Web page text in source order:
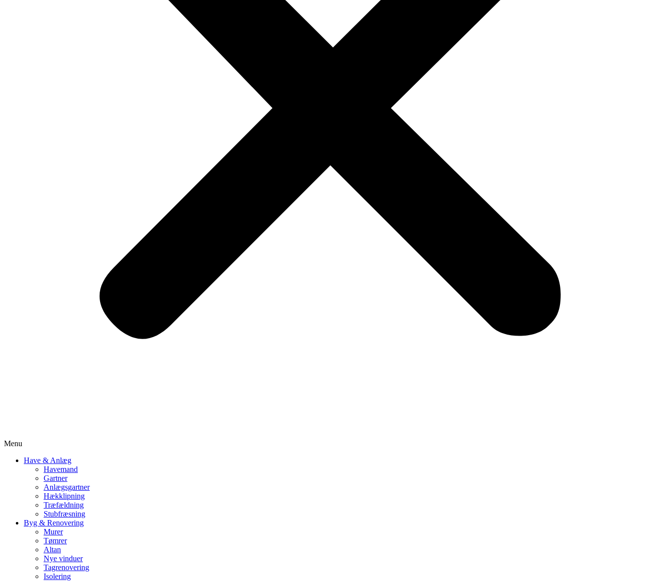
Menu
Have & Anlæg
Havemand
Gartner
Anlægsgartner
Hækklipning
Træfældning
Stubfræsning
Byg & Renovering
Murer
Tømrer
Altan
Nye vinduer
Tagrenovering
Isolering